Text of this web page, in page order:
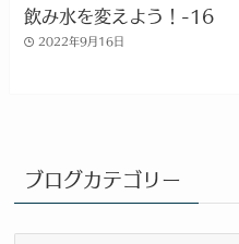
飲み水を変えよう！-16
2022年9月16日
ブログカテゴリー